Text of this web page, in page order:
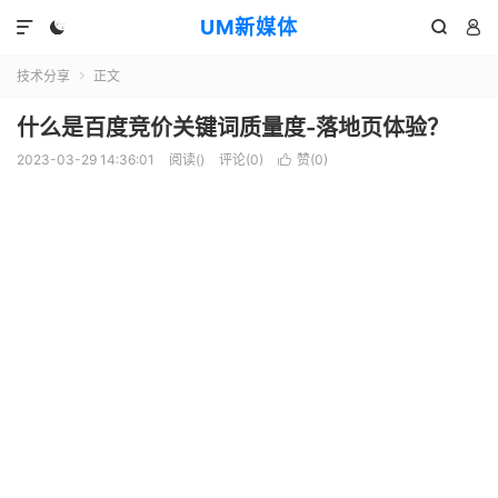
UM新媒体
  

技术分享  正文
什么是百度竞价关键词质量度-落地页体验？
2023-03-29 14:36:01 阅读() 评论(0)  赞(0)